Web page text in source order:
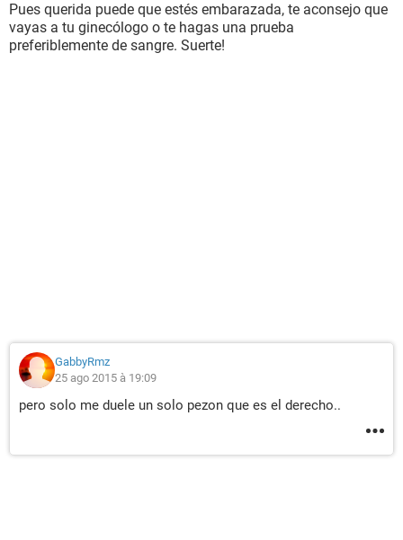
Pues querida puede que estés embarazada, te aconsejo que
vayas a tu ginecólogo o te hagas una prueba
preferiblemente de sangre. Suerte!
GabbyRmz
25 ago 2015 à 19:09
pero solo me duele un solo pezon que es el derecho..